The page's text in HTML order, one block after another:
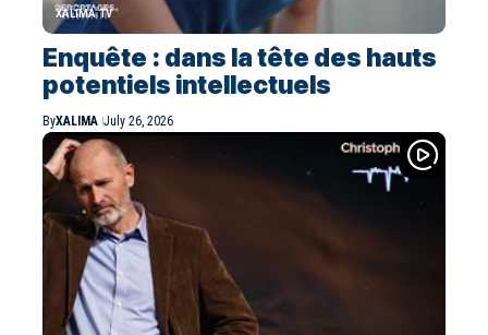
XALIMA TV
Enquête : dans la tête des hauts
potentiels intellectuels
ByXALIMA July 26, 2026